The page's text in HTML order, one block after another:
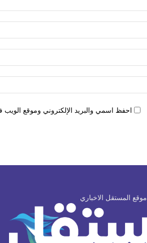
احفظ اسمي والبريد الإلكتروني وموقع الويب
موقع المستقل الاخباري